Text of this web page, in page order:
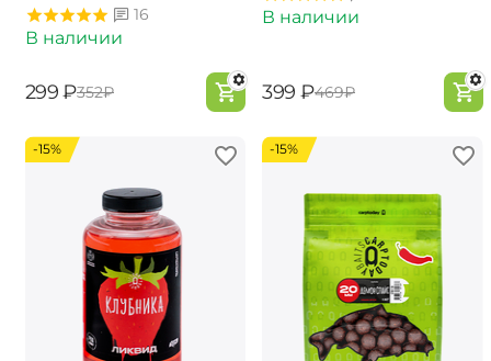
16
В наличии
‍299‍ ₽‍352‍₽
В наличии
‍399‍ ₽‍469‍₽
-15% -15%